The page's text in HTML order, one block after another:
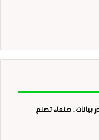
بيانات.. صنعاء تصنع